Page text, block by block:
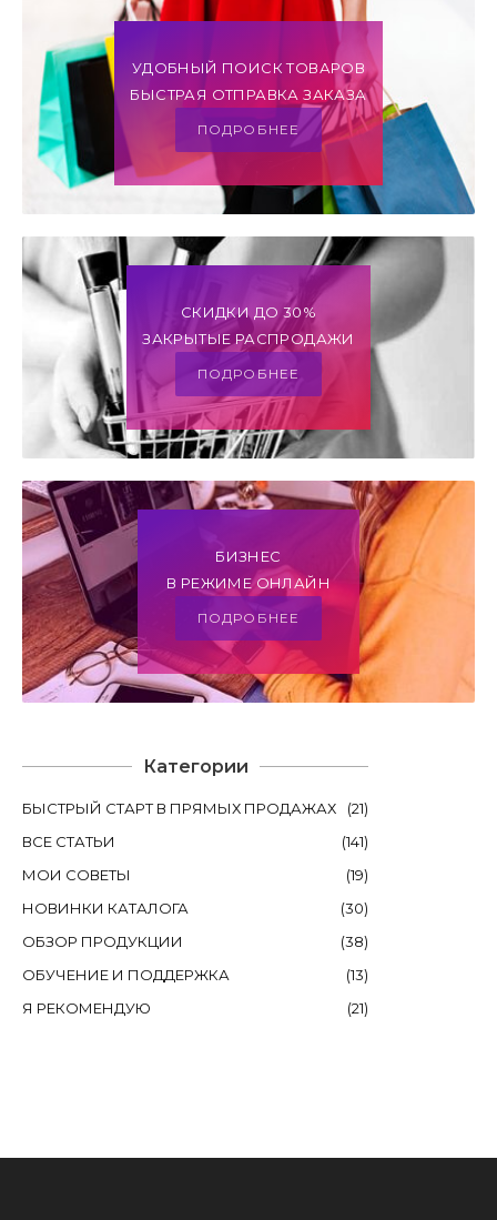
Категории
БЫСТРЫЙ СТАРТ В ПРЯМЫХ ПРОДАЖАХ (21)
ВСЕ СТАТЬИ
(141)
МОИ СОВЕТЫ
(19)
НОВИНКИ КАТАЛОГА
(30)
ОБЗОР ПРОДУКЦИИ
(38)
ОБУЧЕНИЕ И ПОДДЕРЖКА
(13)
Я РЕКОМЕНДУЮ
(21)
УДОБНЫЙ ПОИСК ТОВАРОВ
БЫСТРАЯ ОТПРАВКА ЗАКАЗА
ПОДРОБНЕЕ
СКИДКИ ДО 30%
ЗАКРЫТЫЕ РАСПРОДАЖИ
ПОДРОБНЕЕ
БИЗНЕС
В РЕЖИМЕ ОНЛАЙН
ПОДРОБНЕЕ